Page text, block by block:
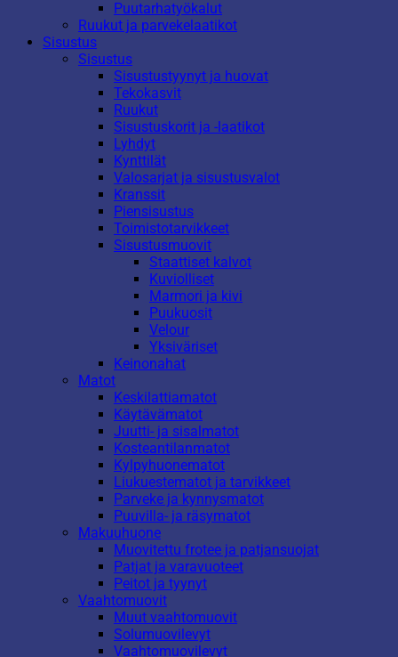
Puutarhatyökalut
Ruukut ja parvekelaatikot
Sisustus
Sisustus
Sisustustyynyt ja huovat
Tekokasvit
Ruukut
Sisustuskorit ja -laatikot
Lyhdyt
Kynttilät
Valosarjat ja sisustusvalot
Kranssit
Piensisustus
Toimistotarvikkeet
Sisustusmuovit
Staattiset kalvot
Kuviolliset
Marmori ja kivi
Puukuosit
Velour
Yksiväriset
Keinonahat
Matot
Keskilattiamatot
Käytävämatot
Juutti- ja sisalmatot
Kosteantilanmatot
Kylpyhuonematot
Liukuestematot ja tarvikkeet
Parveke ja kynnysmatot
Puuvilla- ja räsymatot
Makuuhuone
Muovitettu frotee ja patjansuojat
Patjat ja varavuoteet
Peitot ja tyynyt
Vaahtomuovit
Muut vaahtomuovit
Solumuovilevyt
Vaahtomuovilevyt